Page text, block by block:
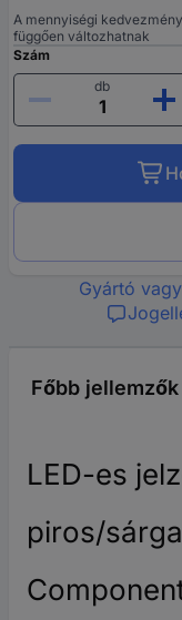
A mennyiségi
függően változhatnak
Szám
db
Gyártó
Főbb jellemzők
LED-es
piros/